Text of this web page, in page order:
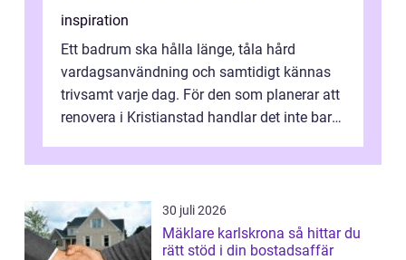
inspiration
Ett badrum ska hålla länge, tåla hård
vardagsanvändning och samtidigt kännas
trivsamt varje dag. För den som planerar att
renovera i Kristianstad handlar det inte bara
30 juli 2026
Mäklare karlskrona så hittar du
rätt stöd i din bostadsaffär